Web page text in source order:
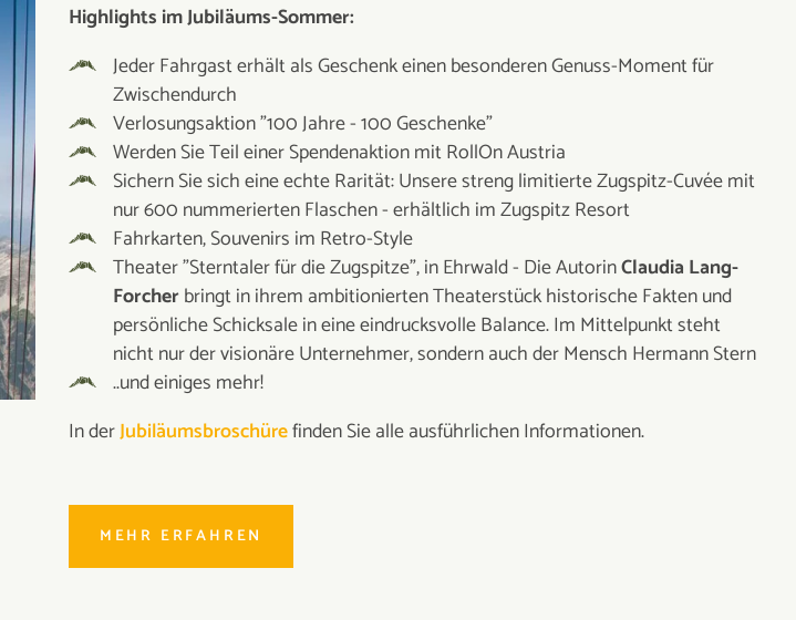
Highlights im Jubiläums-Sommer:
Jeder Fahrgast erhält als Geschenk einen besonderen Genuss-Moment für
Zwischendurch
Verlosungsaktion "100 Jahre - 100 Geschenke"
Werden Sie Teil einer Spendenaktion mit RollOn Austria
Sichern Sie sich eine echte Rarität: Unsere streng limitierte Zugspitz-Cuvée mit
nur 600 nummerierten Flaschen - erhältlich im Zugspitz Resort
Fahrkarten, Souvenirs im Retro-Style
Theater "Sterntaler für die Zugspitze", in Ehrwald - Die AutorinClaudia Lang-
Forcherbringt in ihrem ambitionierten Theaterstück historische Fakten und
persönliche Schicksale in eine eindrucksvolle Balance. Im Mittelpunkt steht
nicht nur der visionäre Unternehmer, sondern auch der Mensch Hermann Stern
..und einiges mehr!
In derJubiläumsbroschürefinden Sie alle ausführlichen Informationen.
MEHR ERFAHREN